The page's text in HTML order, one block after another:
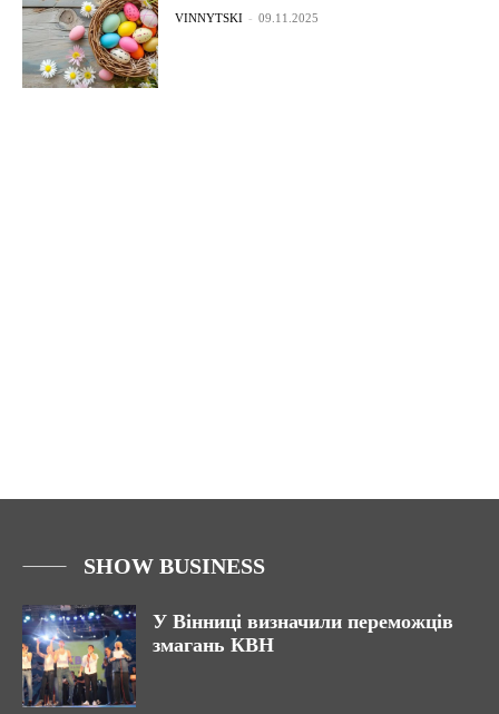
VINNYTSKI - 09.11.2025
SHOW BUSINESS
У Вінниці визначили переможців
змагань КВН